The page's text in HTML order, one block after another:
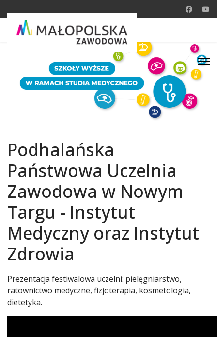
Podhalańska
Państwowa Uczelnia
Zawodowa w Nowym
Targu - Instytut
Medyczny oraz Instytut
Zdrowia
Prezentacja festiwalowa uczelni: pielęgniarstwo,
ratownictwo medyczne, fizjoterapia, kosmetologia,
dietetyka.